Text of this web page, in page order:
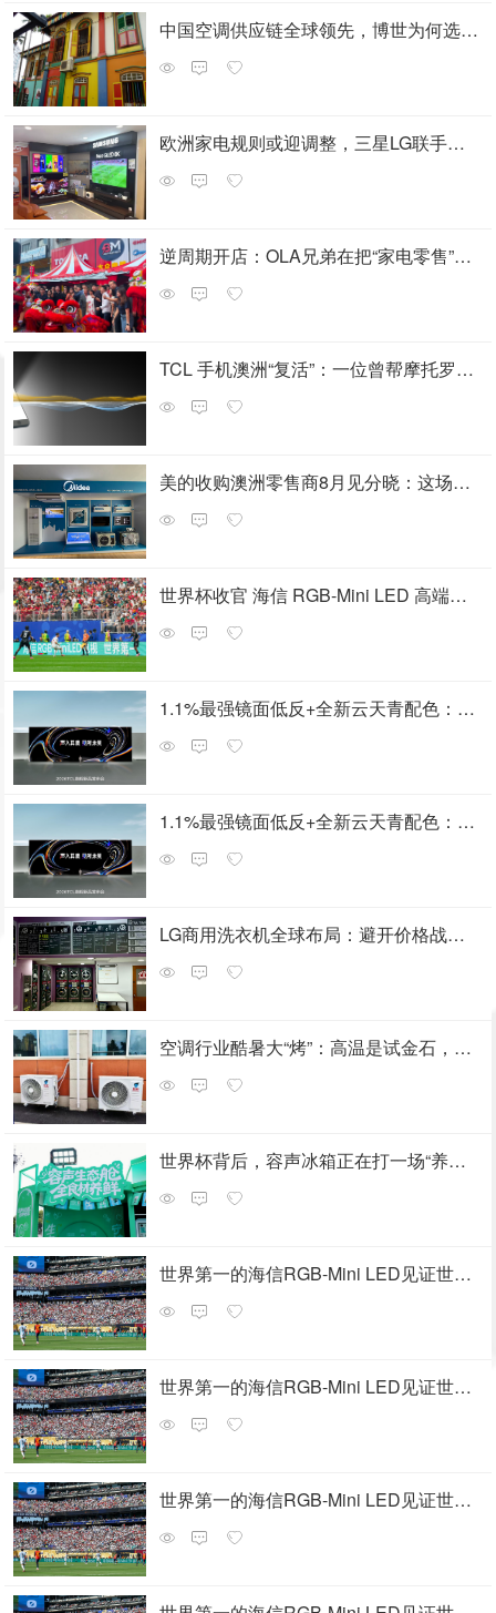
中国空调供应链全球领先，博世为何选择印度建出口基地？
欧洲家电规则或迎调整，三星LG联手背后，中国企业如何应对？
逆周期开店：OLA兄弟在把“家电零售”重新拆一遍
TCL 手机澳洲“复活”：一位曾帮摩托罗拉逆袭的操盘手来了
美的收购澳洲零售商8月见分晓：这场海外布局大考或成分水岭
世界杯收官 海信 RGB-Mini LED 高端市场领跑
1.1%最强镜面低反+全新云天青配色：TCL X3B系列OLED+显示器正式发布
1.1%最强镜面低反+全新云天青配色：TCL X3B系列OLED+显示器正式发布
LG商用洗衣机全球布局：避开价格战，寻找家电增长新路径
空调行业酷暑大“烤”：高温是试金石，更拼长期主义
世界杯背后，容声冰箱正在打一场“养鲜”之战
世界第一的海信RGB-Mini LED见证世界杯巅峰对决
世界第一的海信RGB-Mini LED见证世界杯巅峰对决
世界第一的海信RGB-Mini LED见证世界杯巅峰对决